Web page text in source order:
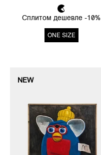
Сплитом дешевле -10%
ONE SIZE
NEW